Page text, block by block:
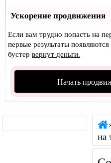
Ускорение продвижения
Если вам трудно попасть на
первые результаты
бустер вернут деньги.
Начать
на